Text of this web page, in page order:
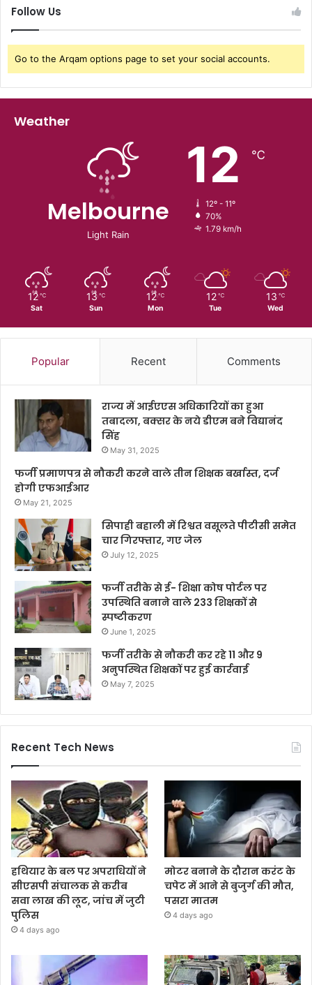
Follow Us
Go to the Arqam options page to set your social accounts.
Weather
Melbourne
Light Rain
12 ℃
12º - 11º
70%
1.79 km/h
12 ℃
Sat
13 ℃
Sun
12 ℃
Mon
12 ℃
Tue
13 ℃
Wed
Popular Recent Comments
राज्य में आईएएस अधिकारियों का हुआ
तबादला, बक्सर के नये डीएम बने विद्यानंद
सिंह
May 31, 2025
फर्जी प्रमाणपत्र से नौकरी करने वाले तीन शिक्षक बर्खास्त, दर्ज
होगी एफआईआर
May 21, 2025
सिपाही बहाली में रिश्वत वसूलते पीटीसी समेत
चार गिरफ्तार, गए जेल
July 12, 2025
फर्जी तरीके से ई- शिक्षा कोष पोर्टल पर
उपस्थिति बनाने वाले 233 शिक्षकों से
स्पष्टीकरण
June 1, 2025
फर्जी तरीके से नौकरी कर रहे 11 और 9
अनुपस्थित शिक्षकों पर हुई कार्रवाई
May 7, 2025
Recent Tech News
हथियार के बल पर अपराधियों ने
सीएसपी संचालक से करीब
सवा लाख की लूट, जांच में जुटी
पुलिस
4 days ago
मोटर बनाने के दौरान करंट के
चपेट में आने से बुजुर्ग की मौत,
पसरा मातम
4 days ago